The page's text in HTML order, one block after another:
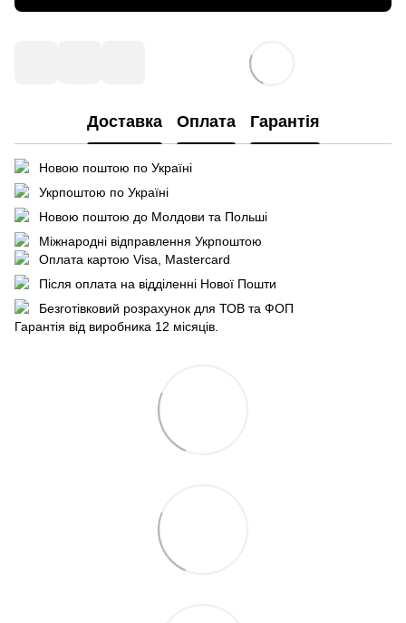
Доставка Оплата Гарантія
Новою поштою по Україні
Укрпоштою по Україні
Новою поштою до Молдови та Польші
Міжнародні відправлення Укрпоштою
Оплата картою Visa, Mastercard
Після оплата на відділенні Нової Пошти
Безготівковий розрахунок для ТОВ та ФОП
Гарантія від виробника 12 місяців.